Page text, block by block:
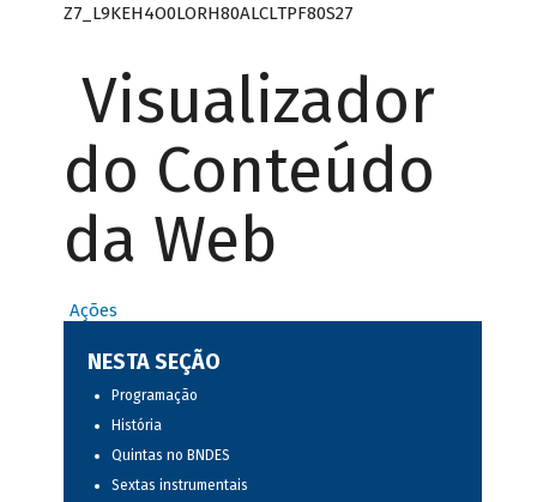
Z7_L9KEH4O0LORH80ALCLTPF80S27
Visualizador
do Conteúdo
da Web
Ações
NESTA SEÇÃO
Programação
História
Quintas no BNDES
Sextas instrumentais